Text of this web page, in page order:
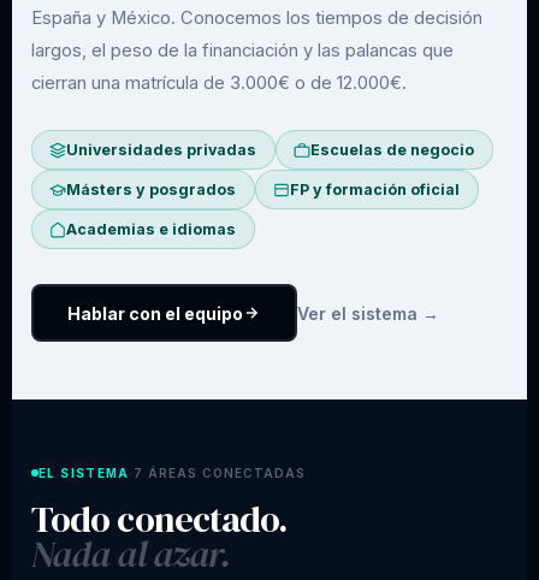
España y México. Conocemos los tiempos de decisión
largos, el peso de la financiación y las palancas que
cierran una matrícula de 3.000€ o de 12.000€.
Universidades privadas Escuelas de negocio
Másters y posgrados FP y formación oficial
Academias e idiomas
Hablar con el equipo Ver el sistema →
EL SISTEMA ·7 ÁREAS CONECTADAS
Todo conectado.
Nada al azar.